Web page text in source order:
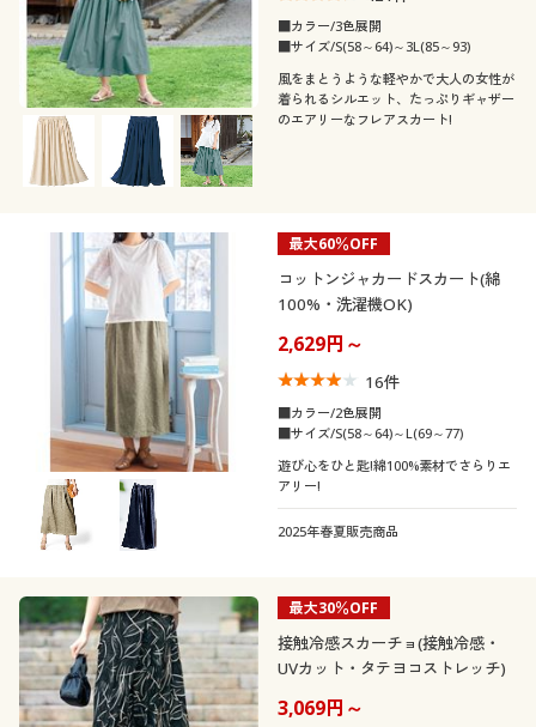
■カラー/3色展開
■サイズ/S(58～64)～3L(85～93)
風をまとうような軽やかで大人の女性が
着られるシルエット、たっぷりギャザー
のエアリーなフレアスカート!
最大60％OFF
コットンジャカードスカート(綿
100%・洗濯機OK)
2,629円～
16件
■カラー/2色展開
■サイズ/S(58～64)～L(69～77)
遊び心をひと匙!綿100%素材でさらりエ
アリー!
2025年春夏販売商品
最大30％OFF
接触冷感スカーチョ(接触冷感・
UVカット・タテヨコストレッチ)
3,069円～